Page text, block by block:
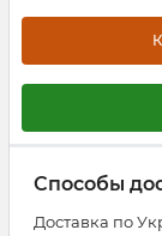
Способы
Доставка по